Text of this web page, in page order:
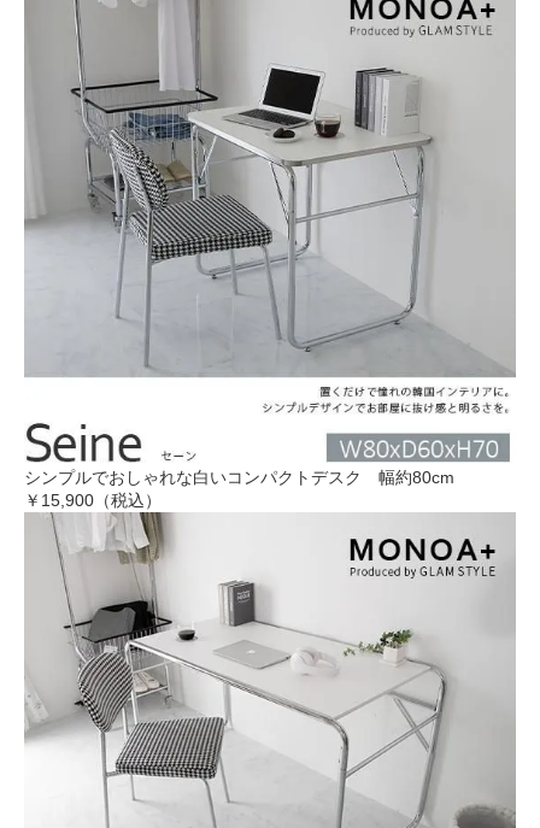
シンプルでおしゃれな白いコンパクトデスク 幅約80cm
￥15,900（税込）